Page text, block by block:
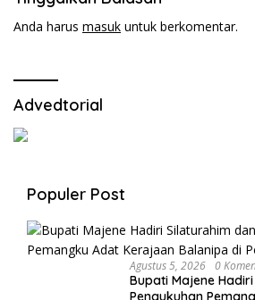
Anda harus masuk untuk berkomentar.
Advedtorial
Populer Post
Agustus 5, 2026 0
Bupati Majene
Pengukuhan